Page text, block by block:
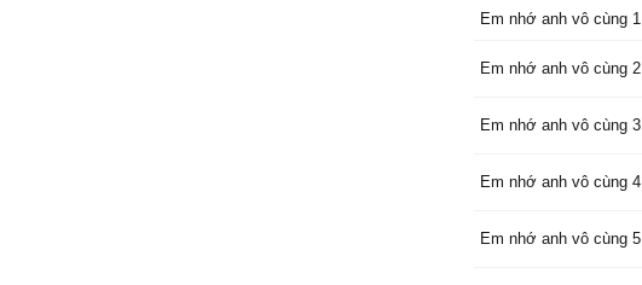
Em nhớ anh vô cùng 1
Em nhớ anh vô cùng 2
Em nhớ anh vô cùng 3
Em nhớ anh vô cùng 4
Em nhớ anh vô cùng 5